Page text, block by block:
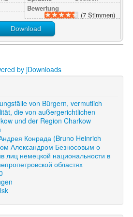
Bewertung
(7 Stimmen)
Download
by jDownloads
von Bürgern, vermutlich
die von außergerichtlichen
und der Region Charkow
Конрада (Bruno Heinrich
Александром Безносовым о
лиц немецкой национальности в
областях